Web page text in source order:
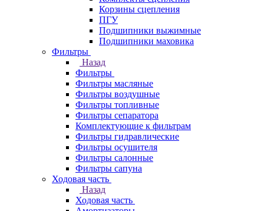
Корзины сцепления
ПГУ
Подшипники выжимные
Подшипники маховика
Фильтры
Назад
Фильтры
Фильтры масляные
Фильтры воздушные
Фильтры топливные
Фильтры сепаратора
Комплектующие к фильтрам
Фильтры гидравлические
Фильтры осушителя
Фильтры салонные
Фильтры сапуна
Ходовая часть
Назад
Ходовая часть